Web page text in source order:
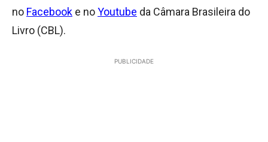
no Facebook e noYoutube da Câmara Brasileira do
Livro (CBL).
PUBLICIDADE